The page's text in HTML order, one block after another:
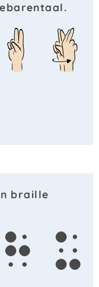
braille
h u